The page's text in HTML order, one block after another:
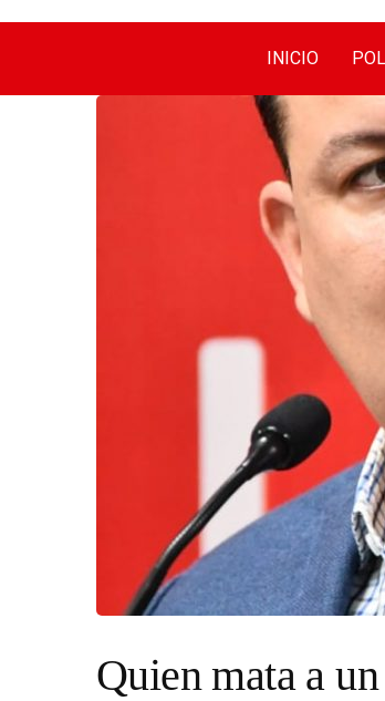
INICIO
Quien mata a